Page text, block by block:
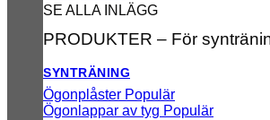
SE ALLA INLÄGG
PRODUKTER – För
SYNTRÄNING
Ögonplåster
Ögonlappar av tyg